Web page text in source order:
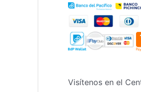
Visítenos en el